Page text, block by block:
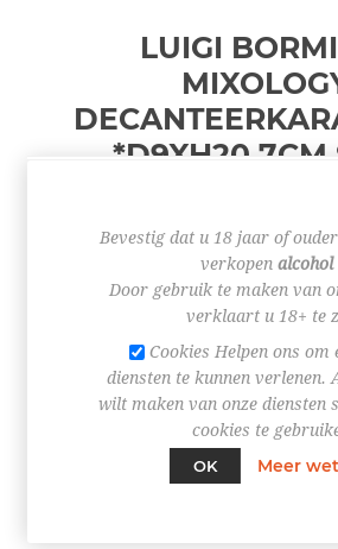
LUIGI
*D9XH20,7CM
€ 20,95
-
BESTEL NU!
Bevestig dat u 18 jaar of
verkopen alcohol
Door gebruik te maken van
verklaart u 18+ te
Cookies Helpen ons om
diensten te kunnen verlenen.
wilt maken van onze diensten
cookies te
OK
Meer